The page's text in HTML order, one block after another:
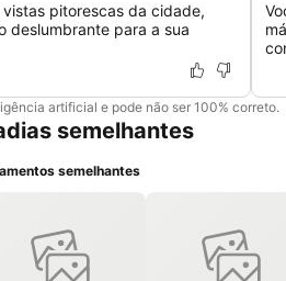
pitorescas da cidade,
deslumbrante para a sua
artificial e pode não ser 100% correto.
semelhantes
semelhantes